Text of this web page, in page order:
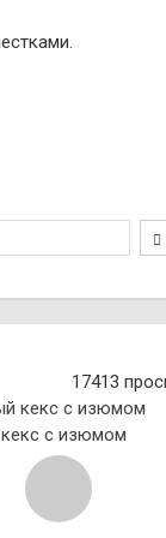
17413
с изюмом